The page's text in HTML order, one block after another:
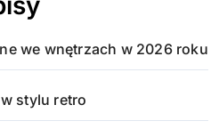
we wnętrzach w 2026 roku
stylu retro